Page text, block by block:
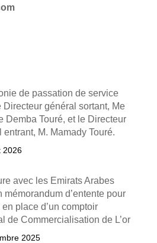
de passation de service
Directeur général sortant, Me
Demba Touré, et le Directeur
entrant, M. Mamady Touré.
2026
avec les Emirats Arabes
mémorandum d’entente pour
en place d’un comptoir
de Commercialisation de L’or
2025